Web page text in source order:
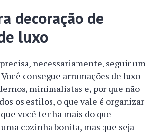
decoração de
luxo
necessariamente, seguir um
consegue arrumações de luxo
minimalistas e, por que não
os estilos, o que vale é organizar
você tenha mais do que
cozinha bonita, mas que seja